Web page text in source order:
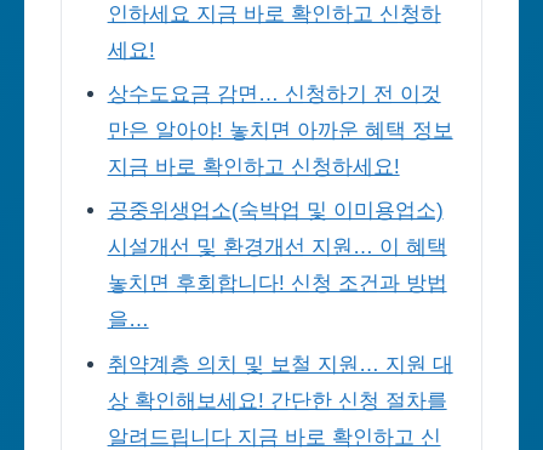
인하세요 지금 바로 확인하고 신청하
세요!
상수도요금 감면… 신청하기 전 이것
만은 알아야! 놓치면 아까운 혜택 정보
지금 바로 확인하고 신청하세요!
공중위생업소(숙박업 및 이미용업소)
시설개선 및 환경개선 지원… 이 혜택
놓치면 후회합니다! 신청 조건과 방법
을…
취약계층 의치 및 보철 지원… 지원 대
상 확인해보세요! 간단한 신청 절차를
알려드립니다 지금 바로 확인하고 신